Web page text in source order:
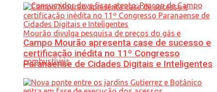
Campo Mourão apresenta case de sucesso e
certificação inédita no 11º Congresso
Paranaense de Cidades Digitais e Inteligentes